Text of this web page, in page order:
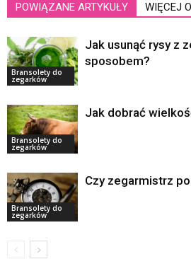
POWIĄZANE ARTYKUŁY WIĘCEJ
Bransolety do
zegarków
Jak usunąć rysy z
sposobem?
Bransolety do
zegarków
Jak dobrać
Bransolety do
zegarków
Czy zegarmistrz